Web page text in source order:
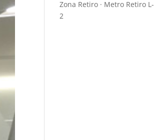
Zona Retiro · Metro Retiro L-
2